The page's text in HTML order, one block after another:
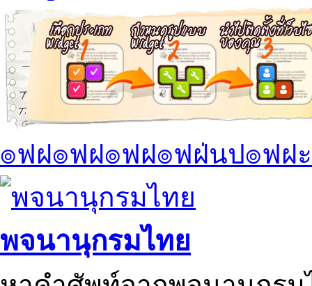
๏ฟฝ๏ฟฝ๏ฟฝ๏ฟฝ่นป๏ฟฝ
พจนานุกรมไทย